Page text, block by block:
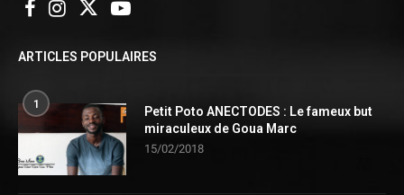
ARTICLES POPULAIRES
1
Petit Poto ANECTODES : Le fameux but
miraculeux de Goua Marc
15/02/2018